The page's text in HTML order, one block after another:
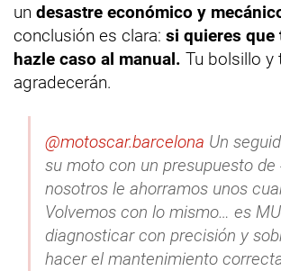
un desastre económico y
conclusión es clara: si quieres que
hazle caso al manual. Tu bolsillo y
agradecerán.
@motoscar.barcelona Un
su moto con un presupuesto de
nosotros le ahorramos unos
Volvemos con lo mismo… es
diagnosticar con precisión y
hacer el mantenimiento